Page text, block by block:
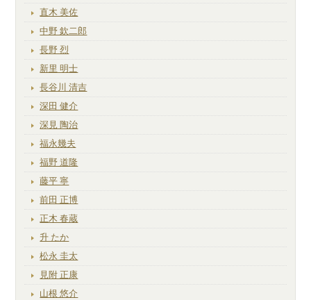
直木 美佐
中野 欽二郎
長野 烈
新里 明士
長谷川 清吉
深田 健介
深見 陶治
福永幾夫
福野 道隆
藤平 寧
前田 正博
正木 春蔵
升 たか
松永 圭太
見附 正康
山根 悠介